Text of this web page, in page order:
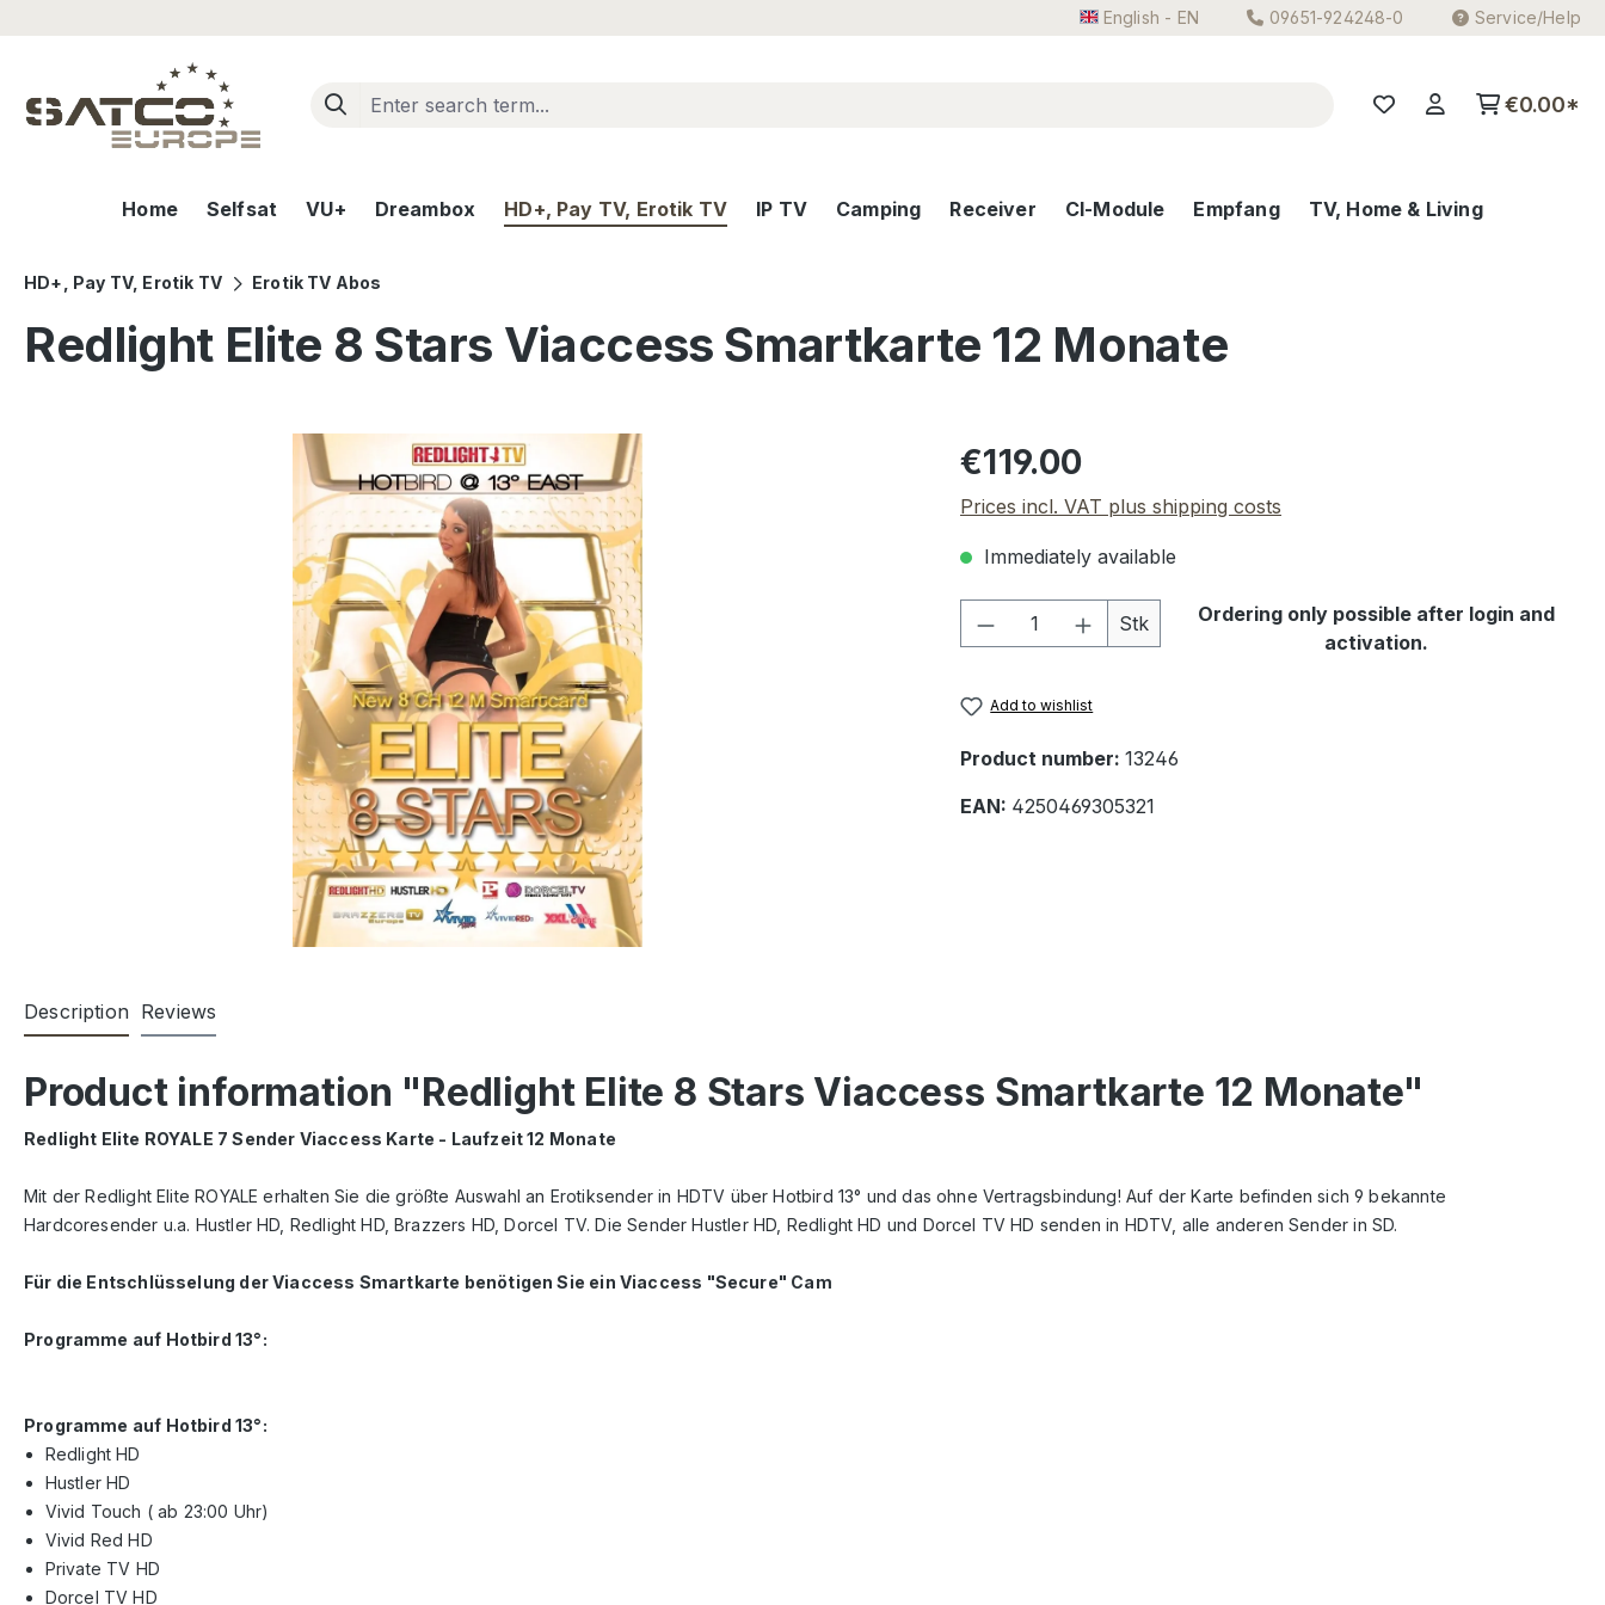
English - EN 09651-924248-0 Service/Help
€0.00*
Home Selfsat VU+ Dreambox HD+, Pay TV, Erotik TV IP TV Camping Receiver CI-Module Empfang TV, Home & Living
HD+, Pay TV, Erotik TV Erotik TV Abos
Redlight Elite 8 Stars Viaccess Smartkarte 12 Monate
Regular price:
€119.00
Prices incl. VAT plus shipping costs
Immediately available
Product Quantity: Enter the desired amount
Stk
Ordering only possible after login and
activation.
Add to wishlist
Product number: 13246
EAN: 4250469305321
Description Reviews
Product information "Redlight Elite 8 Stars Viaccess Smartkarte 12 Monate"
Redlight Elite ROYALE 7 Sender Viaccess Karte - Laufzeit 12 Monate
Mit der Redlight Elite ROYALE erhalten Sie die größte Auswahl an Erotiksender in HDTV über Hotbird 13° und das ohne Vertragsbindung! Auf der Karte befinden sich 9 bekannte
Hardcoresender u.a. Hustler HD, Redlight HD, Brazzers HD, Dorcel TV. Die Sender Hustler HD, Redlight HD und Dorcel TV HD senden in HDTV, alle anderen Sender in SD.
Für die Entschlüsselung der Viaccess Smartkarte benötigen Sie ein Viaccess "Secure" Cam
Programme auf Hotbird 13°:
Programme auf Hotbird 13°:
Redlight HD
Hustler HD
Vivid Touch ( ab 23:00 Uhr)
Vivid Red HD
Private TV HD
Dorcel TV HD